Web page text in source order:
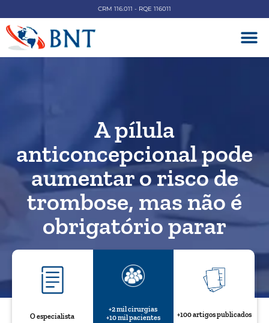
CRM 116.011 - RQE 116011
A pílula
anticoncepcional pode
aumentar o risco de
trombose, mas não é
obrigatório parar
O especialista
+2 mil cirurgias
+10 mil pacientes
+100 artigos publicados